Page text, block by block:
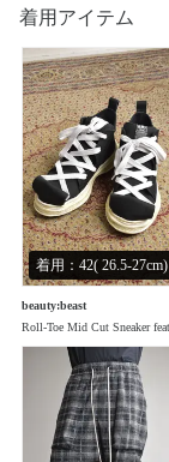
着用アイテム
着用：42( 26.5-27cm)
beauty:beast